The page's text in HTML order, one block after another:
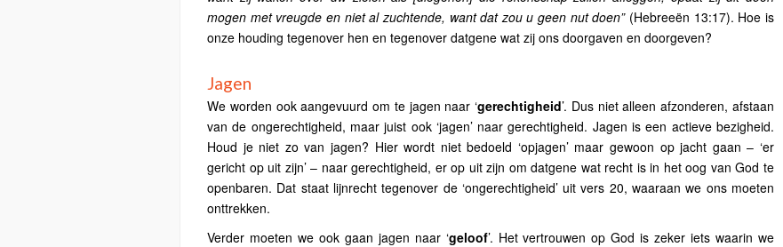
mogen met vreugde en niet al zuchtende, want dat zou u geen nut doen”(Hebreeën 13:17). Hoe is
onze houding tegenover hen en tegenover datgene wat zij ons doorgaven en doorgeven?
Jagen
We worden ook aangevuurd om te jagen naar ‘gerechtigheid’. Dus niet alleen afzonderen, afstaan
van de ongerechtigheid, maar juist ook ‘jagen’ naar gerechtigheid. Jagen is een actieve bezigheid.
Houd je niet zo van jagen? Hier wordt niet bedoeld ‘opjagen’ maar gewoon op jacht gaan – ‘er
gericht op uit zijn’ – naar gerechtigheid, er op uit zijn om datgene wat recht is in het oog van God te
openbaren. Dat staat lijnrecht tegenover de ‘ongerechtigheid’ uit vers 20, waaraan we ons moeten
onttrekken.
Verder moeten we ook gaan jagen naar ‘geloof’. Het vertrouwen op God is zeker iets waarin we